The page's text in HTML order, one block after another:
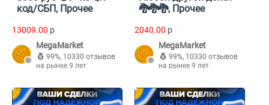
код/СБП, Прочее
13009.00 p
MegaMarket
99%, 10330 отзывов
на рынке 9 лет
🐉🐉🐉, Прочее
2040.00 p
MegaMarket
99%, 10330 отзывов
на рынке 9 лет